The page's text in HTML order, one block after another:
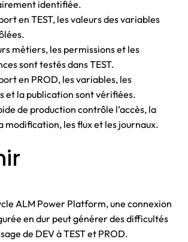
identifiée.
en TEST, les valeurs des variables
métiers, les permissions et les
sont testés dans TEST.
en PROD, les variables, les
et la publication sont vérifiées.
de production contrôle l’accès, la
modification, les flux et les journaux.
ALM Power Platform, une connexion
en dur peut générer des difficultés
de DEV à TEST et PROD.